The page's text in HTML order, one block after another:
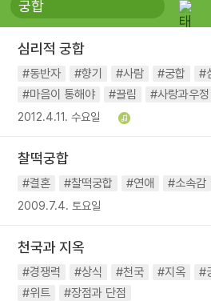
#희망
#나눔 #친구 #링컨학교
#독서
#건강
심리적 궁합
#동반자 #향기 #사람 #궁합 #
#마음이 통해야
#끌림 #사랑과우정
2012.4.11. 수요일
찰떡궁합
#결혼 #찰떡궁합 #연애 #소속감
2009.7.4. 토요일
천국과 지옥
#경쟁력 #상식 #천국 #지옥 #
#위트
#장점과 단점